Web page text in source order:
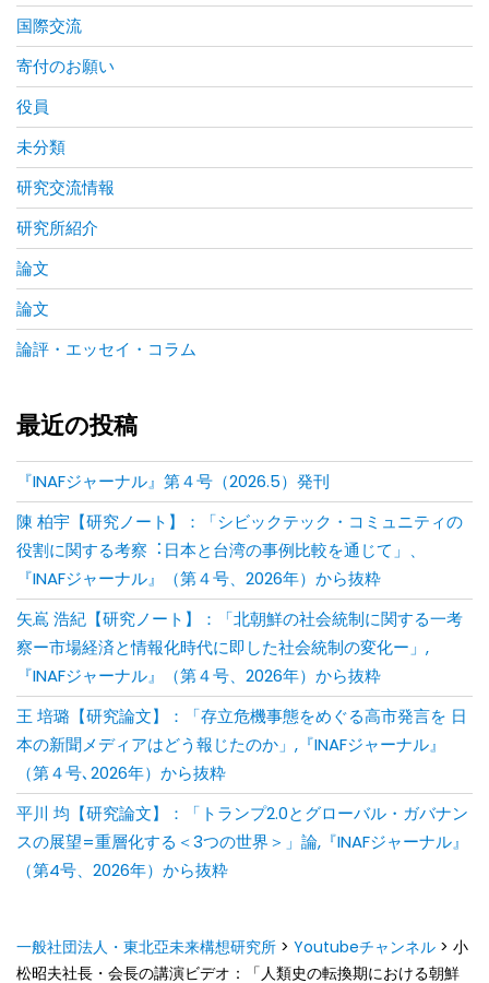
国際交流
寄付のお願い
役員
未分類
研究交流情報
研究所紹介
論文
論文
論評・エッセイ・コラム
最近の投稿
『INAFジャーナル』第４号（2026.5）発刊
陳 柏宇【研究ノート】：「シビックテック・コミュニティの
役割に関する考察︓⽇本と台湾の事例⽐較を通じて」、
『INAFジャーナル』（第４号、2026年）から抜粋
矢嶌 浩紀【研究ノート】：「北朝鮮の社会統制に関する一考
察ー市場経済と情報化時代に即した社会統制の変化ー」,
『INAFジャーナル』（第４号、2026年）から抜粋
王 培璐【研究論文】：「存⽴危機事態をめぐる⾼市発⾔を ⽇
本の新聞メディアはどう報じたのか」,『INAFジャーナル』
（第４号､2026年）から抜粋
平川 均【研究論文】：「トランプ2.0とグローバル・ガバナン
スの展望=重層化する＜3つの世界＞」論,『INAFジャーナル』
（第4号、2026年）から抜粋
一般社団法人・東北亞未来構想研究所 > Youtubeチャンネル > 小
松昭夫社長・会長の講演ビデオ：「人類史の転換期における朝鮮